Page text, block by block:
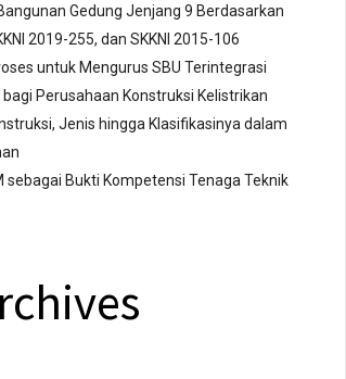
Gedung Jenjang 9 Berdasarkan
2019-255, dan SKKNI 2015-106
untuk Mengurus SBU Terintegrasi
bagi Perusahaan Konstruksi Kelistrikan
Jenis hingga Klasifikasinya dalam
sebagai Bukti Kompetensi Tenaga Teknik